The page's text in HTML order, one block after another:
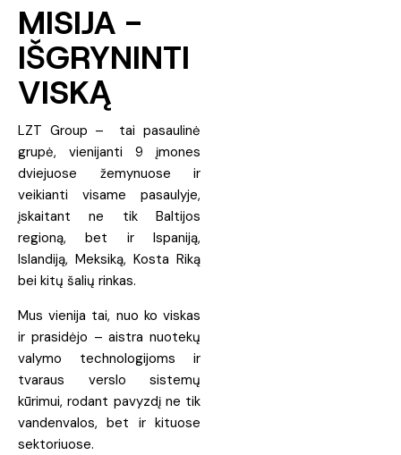
MISIJA -
IŠGRYNINTI
VISKĄ
LZT Group – tai pasaulinė
grupė, vienijanti 9 įmones
dviejuose žemynuose ir
veikianti visame pasaulyje,
įskaitant ne tik Baltijos
regioną, bet ir Ispaniją,
Islandiją, Meksiką, Kosta Riką
bei kitų šalių rinkas.
Mus vienija tai, nuo ko viskas
ir prasidėjo – aistra nuotekų
valymo technologijoms ir
tvaraus verslo sistemų
kūrimui, rodant pavyzdį ne tik
vandenvalos, bet ir kituose
sektoriuose.